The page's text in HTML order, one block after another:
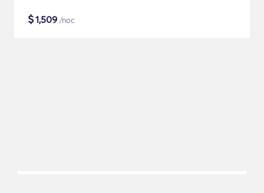
$1,509 /noc